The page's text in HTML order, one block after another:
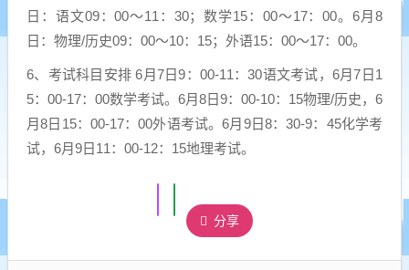
日：语文09：00～11：30；数学15：00～17：00。6月8
日：物理/历史09：00～10：15；外语15：00～17：00。
6、考试科目安排 6月7日9：00-11：30语文考试，6月7日1
5：00-17：00数学考试。6月8日9：00-10：15物理/历史，6
月8日15：00-17：00外语考试。6月9日8：30-9：45化学考
试，6月9日11：00-12：15地理考试。
分享